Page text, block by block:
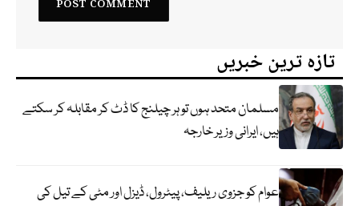
تازہ ترین خبریں
مسلمان متحد ہوں تو ہر چیلنج کا ڈٹ کر مقابلہ کر سکتے
ہیں، ایرانی وزیر خارجہ
عوام کو جزوی ریلیف، پیٹرول، ڈیزل اور مٹی کے تیل کی